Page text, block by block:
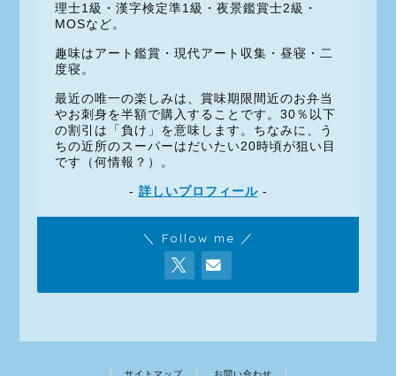
理士1級・漢字検定準1級・夜景鑑賞士2級・
MOSなど。
趣味はアート鑑賞・現代アート収集・昼寝・二
度寝。
最近の唯一の楽しみは、賞味期限間近のお弁当
やお刺身を半額で購入することです。30％以下
の割引は「負け」を意味します。ちなみに、う
ちの近所のスーパーはだいたい20時頃が狙い目
です（何情報？）。
- 詳しいプロフィール-
＼ Follow me ／
サイトマップ お問い合わせ